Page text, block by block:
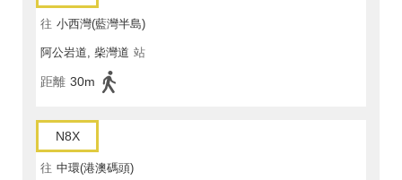
往 小西灣(藍灣半島)
阿公岩道, 柴灣道 站
距離 30m
N8X
往 中環(港澳碼頭)